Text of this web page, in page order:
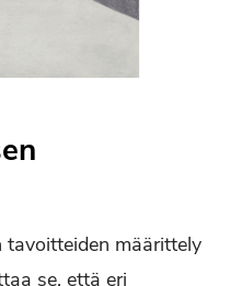
tavoitteiden määrittely
se, että eri